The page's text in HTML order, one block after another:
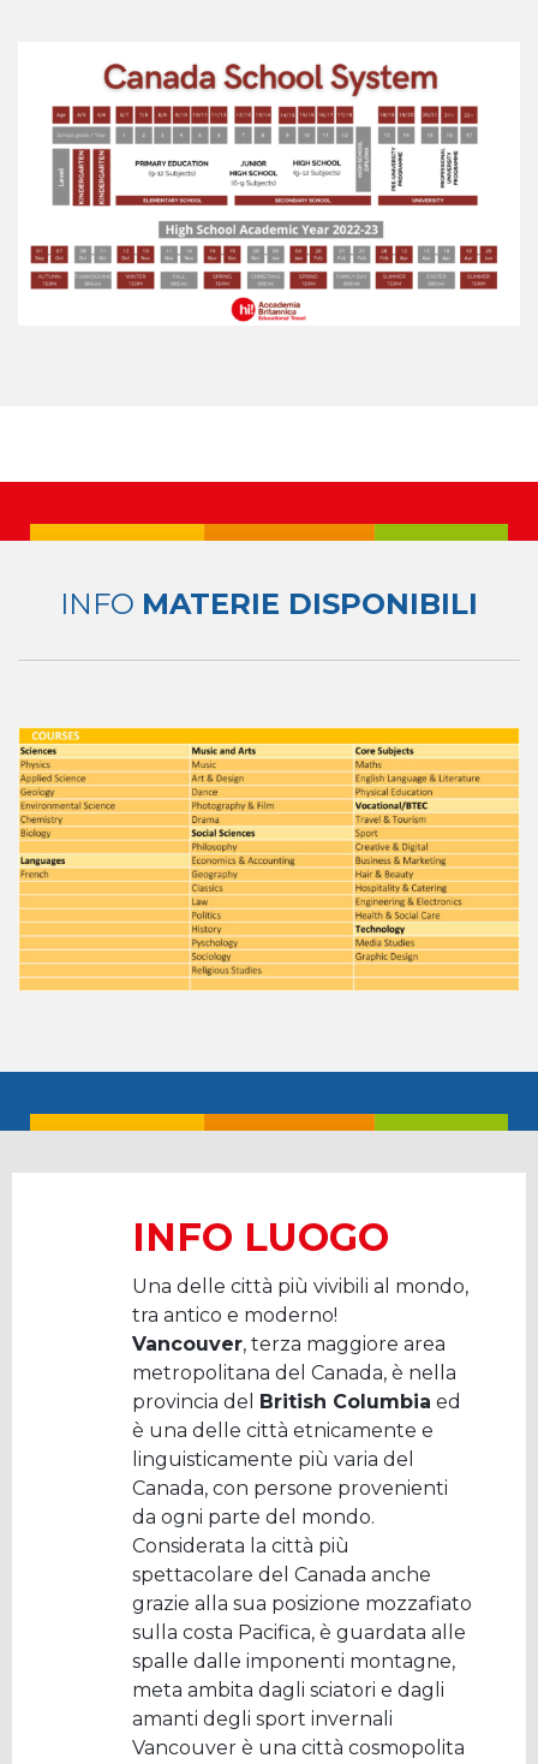
INFO MATERIE DISPONIBILI
INFO LUOGO
Una delle città più vivibili al mondo,
tra antico e moderno!
Vancouver, terza maggiore area
metropolitana del Canada, è nella
provincia del
British Columbia ed
è una delle città etnicamente e
linguisticamente più varia del
Canada, con persone provenienti
da ogni parte del mondo.
Considerata la città più
spettacolare del Canada anche
grazie alla sua posizione mozzafiato
sulla costa Pacifica, è guardata alle
spalle dalle imponenti montagne,
meta ambita dagli sciatori e dagli
amanti degli sport invernali
Vancouver è una città cosmopolita